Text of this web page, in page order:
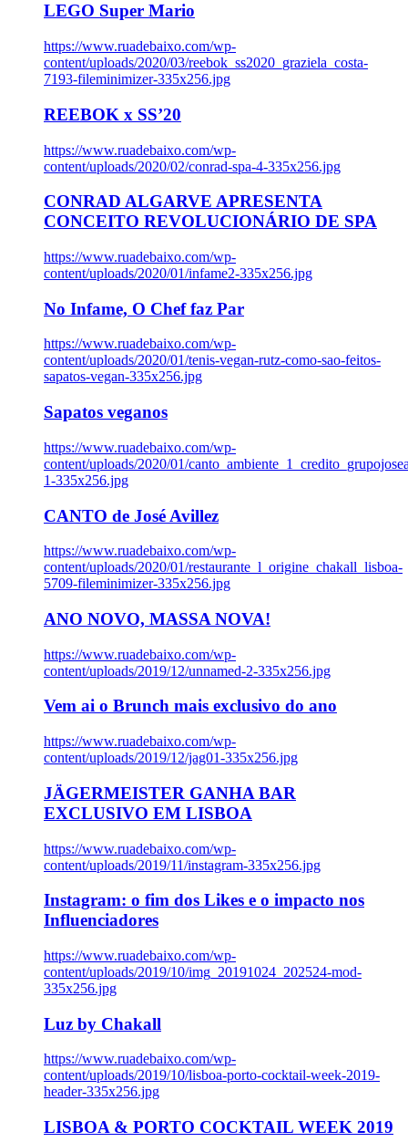
LEGO Super Mario
https://www.ruadebaixo.com/wp-
content/uploads/2020/03/reebok_ss2020_graziela_costa-
7193-fileminimizer-335x256.jpg
REEBOK x SS’20
https://www.ruadebaixo.com/wp-
content/uploads/2020/02/conrad-spa-4-335x256.jpg
CONRAD ALGARVE APRESENTA
CONCEITO REVOLUCIONÁRIO DE SPA
https://www.ruadebaixo.com/wp-
content/uploads/2020/01/infame2-335x256.jpg
No Infame, O Chef faz Par
https://www.ruadebaixo.com/wp-
content/uploads/2020/01/tenis-vegan-rutz-como-sao-feitos-
sapatos-vegan-335x256.jpg
Sapatos veganos
https://www.ruadebaixo.com/wp-
content/uploads/2020/01/
1-335x256.jpg
CANTO de José Avillez
https://www.ruadebaixo.com/wp-
content/uploads/2020/01/restaurante_l_origine_chakall_lisboa-
5709-fileminimizer-335x256.jpg
ANO NOVO, MASSA NOVA!
https://www.ruadebaixo.com/wp-
content/uploads/2019/12/unnamed-2-335x256.jpg
Vem ai o Brunch mais exclusivo do ano
https://www.ruadebaixo.com/wp-
content/uploads/2019/12/jag01-335x256.jpg
JÄGERMEISTER GANHA BAR
EXCLUSIVO EM LISBOA
https://www.ruadebaixo.com/wp-
content/uploads/2019/11/instagram-335x256.jpg
Instagram: o fim dos Likes e o impacto nos
Influenciadores
https://www.ruadebaixo.com/wp-
content/uploads/2019/10/img_20191024_202524-mod-
335x256.jpg
Luz by Chakall
https://www.ruadebaixo.com/wp-
content/uploads/2019/10/lisboa-porto-cocktail-week-2019-
header-335x256.jpg
LISBOA & PORTO COCKTAIL WEEK 2019